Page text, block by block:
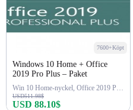
7600+Köpt
Windows 10 Home + Office
2019 Pro Plus – Paket
Win 10 Home-nyckel, Office 2019 Pro-nyckel
USD511.98$
USD 88.10$